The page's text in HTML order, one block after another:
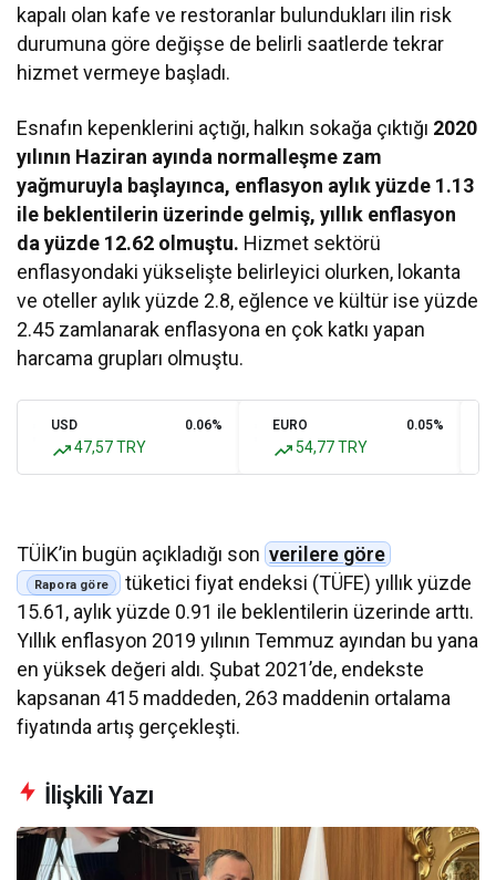
kapalı olan kafe ve restoranlar bulundukları ilin risk
durumuna göre değişse de belirli saatlerde tekrar
hizmet vermeye başladı.
Esnafın kepenklerini açtığı, halkın sokağa çıktığı 2020
yılının Haziran ayında normalleşme zam
yağmuruyla başlayınca, enflasyon aylık yüzde 1.13
ile beklentilerin üzerinde gelmiş, yıllık enflasyon
da yüzde 12.62 olmuştu. Hizmet sektörü
enflasyondaki yükselişte belirleyici olurken, lokanta
ve oteller aylık yüzde 2.8, eğlence ve kültür ise yüzde
2.45 zamlanarak enflasyona en çok katkı yapan
harcama grupları olmuştu.
USD 0.06%
47,57 TRY
EURO 0.05%
54,77 TRY
TÜİK’in bugün açıkladığı son verilere göre
tüketici fiyat endeksi (TÜFE) yıllık yüzde
15.61, aylık yüzde 0.91 ile beklentilerin üzerinde arttı.
Yıllık enflasyon 2019 yılının Temmuz ayından bu yana
en yüksek değeri aldı. Şubat 2021’de, endekste
kapsanan 415 maddeden, 263 maddenin ortalama
fiyatında artış gerçekleşti.
İlişkili Yazı